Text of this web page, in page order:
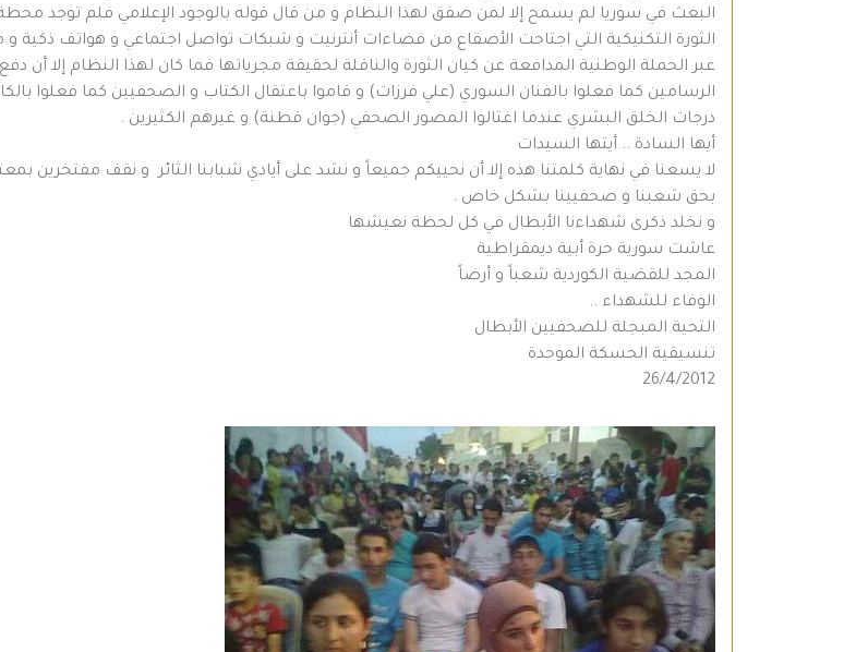
البعث في سوريا لم يسمح إلا لمن صفق لهذا النظام و من قال قوله بالوجود الإعلامي فلم توجد محطة
الثورة التكنيكية التي اجتاحت الأصقاع من فضاءات أنترنيت و شبكات تواصل اجتماعي و هواتف
عبر الحملة الوطنية المدافعة عن كيان الثورة والناقلة لحقيقة مجرياتها فما كان لهذا النظام إلا
الرسامين كما فعلوا بالفنان السوري (علي فرزات) و قاموا باعتقال الكتاب و الصحفيين كما فعلوا
درجات الخلق البشري عندما اغتالوا المصور الصحفي (جوان قطنة) و غيرهم الكثيرين .
أيها السادة .. أيتها السيدات
لا يسعنا في نهاية كلمتنا هذه إلا أن نحييكم جميعاً و نشد على أيادي شبابنا الثائر و نقف مفتخرين
بحق شعبنا و صحفيينا بشكل خاص .
و نخلد ذكرى شهداءنا الأبطال في كل لحظة نعيشها
عاشت سورية حرة أبية ديمقراطية
المجد للقضية الكوردية شعباً و أرضاً
الوفاء للشهداء ..
التحية المبجلة للصحفيين الأبطال
تنسيقية الحسكة الموحدة
26/4/2012